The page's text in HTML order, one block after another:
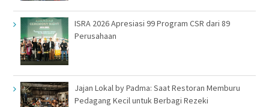
ISRA 2026 Apresiasi 99 Program CSR dari 89
Perusahaan
Jajan Lokal by Padma: Saat Restoran Memburu
Pedagang Kecil untuk Berbagi Rezeki